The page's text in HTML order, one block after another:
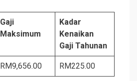
Gaji
Maksimum
Kadar
Kenaikan
Gaji Tahunan
RM9,656.00 RM225.00